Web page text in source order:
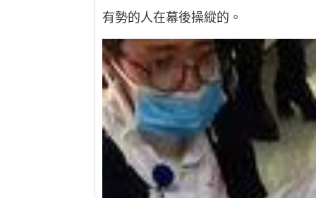
有勢的人在幕後操縱的。